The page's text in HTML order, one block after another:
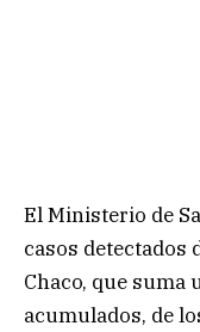
El Ministerio de
casos detectados
Chaco, que suma
acumulados, de